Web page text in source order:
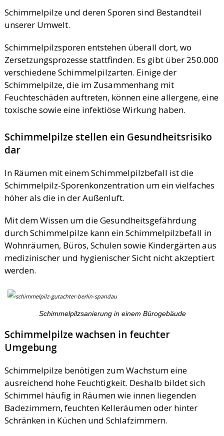
Schimmelpilze und deren Sporen sind Bestandteil
unserer Umwelt.
Schimmelpilzsporen entstehen überall dort, wo
Zersetzungsprozesse stattfinden. Es gibt über 250.000
verschiedene Schimmelpilzarten. Einige der
Schimmelpilze, die im Zusammenhang mit
Feuchteschäden auftreten, können eine allergene, eine
toxische sowie eine infektiöse Wirkung haben.
Schimmelpilze stellen ein Gesundheitsrisiko
dar
In Räumen mit einem Schimmelpilzbefall ist die
Schimmelpilz-Sporenkonzentration um ein vielfaches
höher als die in der Außenluft.
Mit dem Wissen um die Gesundheitsgefährdung
durch Schimmelpilze kann ein Schimmelpilzbefall in
Wohnräumen, Büros, Schulen sowie Kindergärten aus
medizinischer und hygienischer Sicht nicht akzeptiert
werden.
Schimmelpilzsanierung in einem Bürogebäude
Schimmelpilze wachsen in feuchter
Umgebung
Schimmelpilze benötigen zum Wachstum eine
ausreichend hohe Feuchtigkeit. Deshalb bildet sich
Schimmel häufig in Räumen wie innen liegenden
Badezimmern, feuchten Kelleräumen oder hinter
Schränken in Küchen und Schlafzimmern.